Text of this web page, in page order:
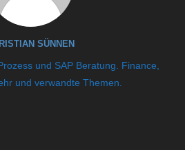
SÜNNEN
und SAP Beratung. Finance,
und verwandte Themen.